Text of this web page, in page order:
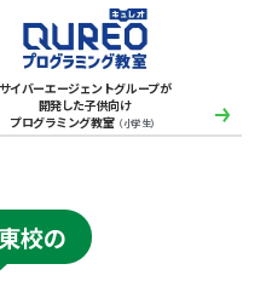
サイバーエージェントグループが
開発した子供向け
プログラミング教室（小学生）
校の